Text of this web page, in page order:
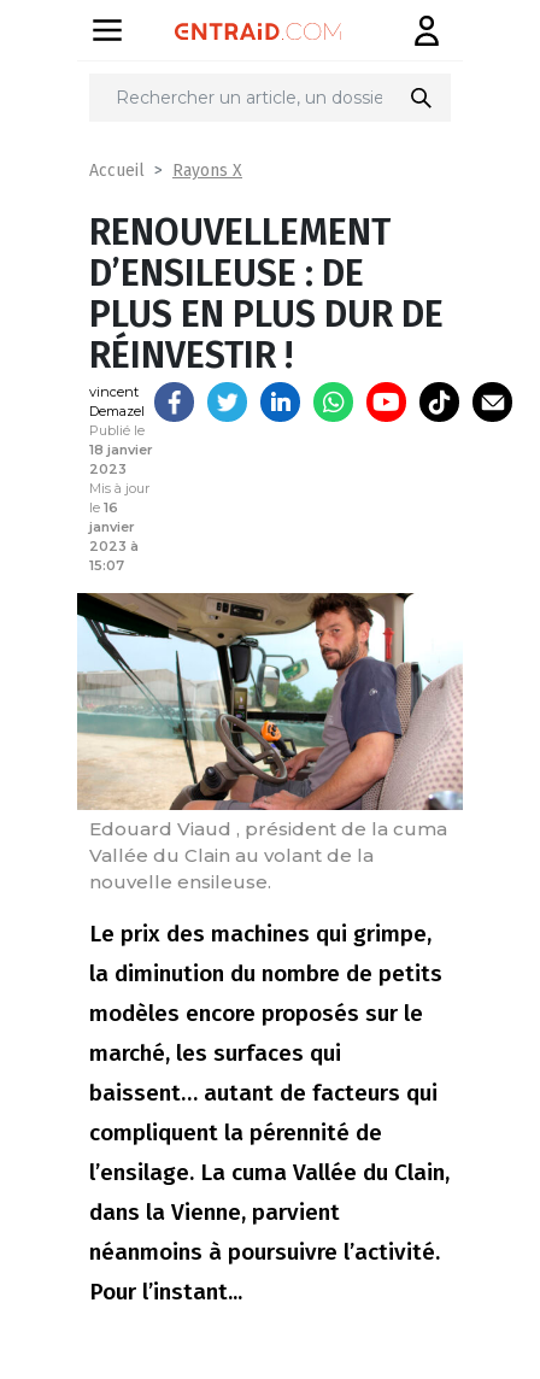
Partager
Accueil Rayons X
RENOUVELLEMENT
D’ENSILEUSE : DE
PLUS EN PLUS DUR DE
RÉINVESTIR !
vincent
Demazel
Publié le
18 janvier
2023
Mis à jour
le 16
janvier
2023 à
15:07
Edouard Viaud , président de la cuma
Vallée du Clain au volant de la
nouvelle ensileuse.
Le prix des machines qui grimpe,
la diminution du nombre de petits
modèles encore proposés sur le
marché, les surfaces qui
baissent… autant de facteurs qui
compliquent la pérennité de
l’ensilage. La cuma Vallée du Clain,
dans la Vienne, parvient
néanmoins à poursuivre l’activité.
Pour l’instant...